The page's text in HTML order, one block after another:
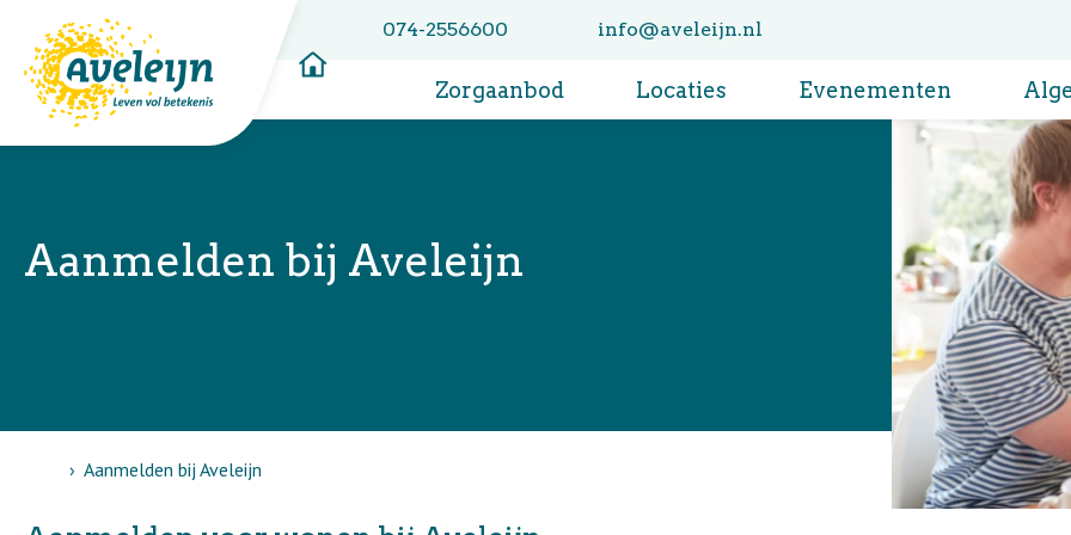
074-2556600
info@aveleijn.nl
Zorgaanbod Locaties Evenementen
Aanmelden bij Aveleijn
Home
Aanmelden bij Aveleijn